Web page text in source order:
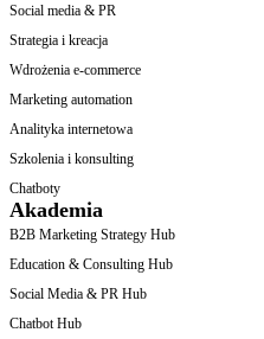
Social media & PR
Strategia i kreacja
Wdrożenia e-commerce
Marketing automation
Analityka internetowa
Szkolenia i konsulting
Chatboty
Akademia
B2B Marketing Strategy Hub
Education & Consulting Hub
Social Media & PR Hub
Chatbot Hub